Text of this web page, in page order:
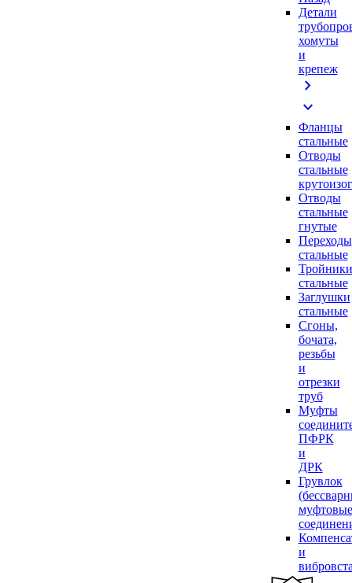
Детали
хомуты
и
крепеж
chevron_right
expand_more
Фланцы
стальные
Отводы
стальные
Отводы
стальные
гнутые
Переходы
стальные
Тройники
стальные
Заглушки
стальные
Сгоны,
бочата,
резьбы
и
отрезки
труб
Муфты
ПФРК
и
ДРК
Грувлок
муфтовые
и